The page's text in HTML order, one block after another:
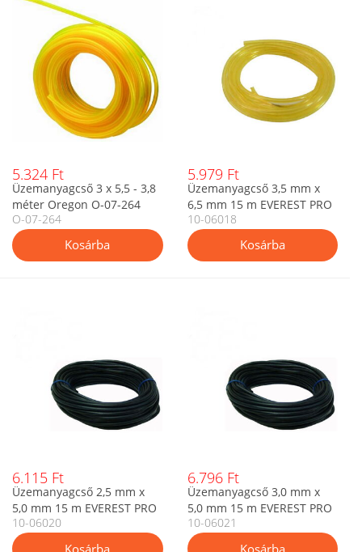
5.324 Ft
Üzemanyagcső 3 x 5,5 - 3,8
méter Oregon O-07-264
O-07-264
5.979 Ft
Üzemanyagcső 3,5 mm x
6,5 mm 15 m EVEREST PRO
10-06018
6.115 Ft
Üzemanyagcső 2,5 mm x
5,0 mm 15 m EVEREST PRO
10-06020
6.796 Ft
Üzemanyagcső 3,0 mm x
5,0 mm 15 m EVEREST PRO
10-06021